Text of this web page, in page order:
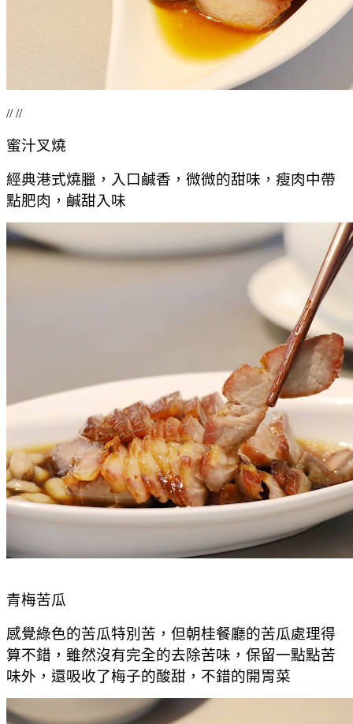
// //
蜜汁叉燒
經典港式燒臘，入口鹹香，微微的甜味，瘦肉中帶
點肥肉，鹹甜入味
青梅苦瓜
感覺綠色的苦瓜特別苦，但朝桂餐廳的苦瓜處理得
算不錯，雖然沒有完全的去除苦味，保留一點點苦
味外，還吸收了梅子的酸甜，不錯的開胃菜